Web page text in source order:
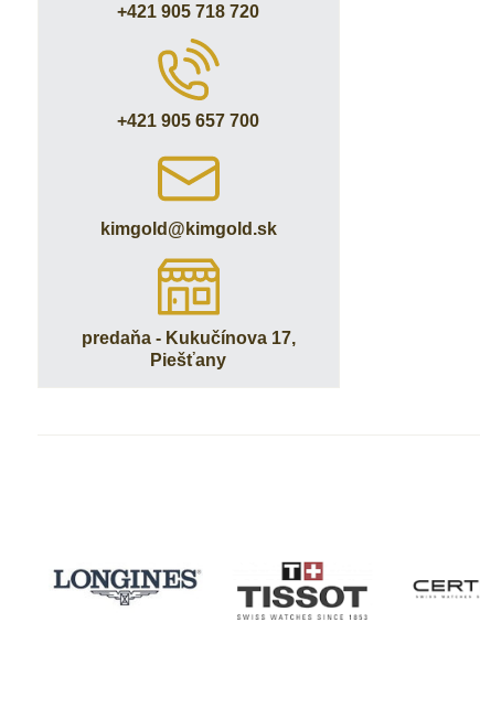
+421 905 718 720
+421 905 657 700
kimgold​@kimgold​.sk
predaňa - Kukučínova 17,
Piešťany